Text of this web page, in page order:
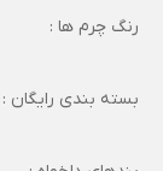
رنگ چرم ها :
بسته بندی رایگان :